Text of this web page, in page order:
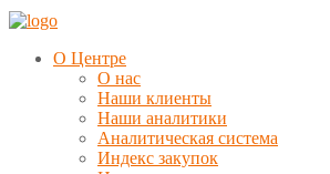
О Центре
О нас
Наши клиенты
Наши аналитики
Аналитическая система
Индекс закупок